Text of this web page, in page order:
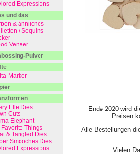
Ende 2020 wird
Preisen
Alle Bestellungen
Vielen
Expressions
und das
& ähnliches
/ Sequins
Veneer
Pulver
Marker
Elle Dies
Cuts
Elephant
Favorite Things
& Tangled Dies
Smooches Dies
Expressions